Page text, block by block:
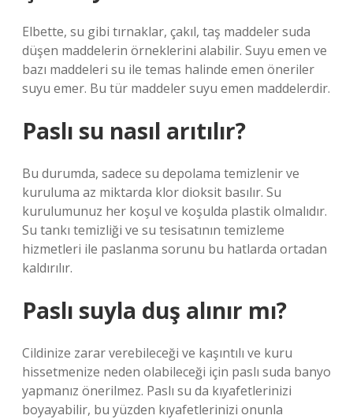
Elbette, su gibi tırnaklar, çakıl, taş maddeler suda
düşen maddelerin örneklerini alabilir. Suyu emen ve
bazı maddeleri su ile temas halinde emen öneriler
suyu emer. Bu tür maddeler suyu emen maddelerdir.
Paslı su nasıl arıtılır?
Bu durumda, sadece su depolama temizlenir ve
kuruluma az miktarda klor dioksit basılır. Su
kurulumunuz her koşul ve koşulda plastik olmalıdır.
Su tankı temizliği ve su tesisatının temizleme
hizmetleri ile paslanma sorunu bu hatlarda ortadan
kaldırılır.
Paslı suyla duş alınır mı?
Cildinize zarar verebileceği ve kaşıntılı ve kuru
hissetmenize neden olabileceği için paslı suda banyo
yapmanız önerilmez. Paslı su da kıyafetlerinizi
boyayabilir, bu yüzden kıyafetlerinizi onunla